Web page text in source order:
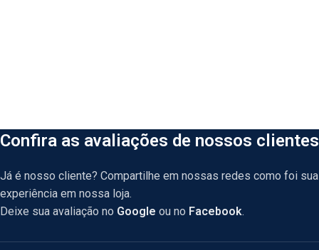
Confira as avaliações de nossos clientes
Já é nosso cliente? Compartilhe em nossas redes como foi sua
experiência em nossa loja.
Deixe sua avaliação no Google ou no Facebook.